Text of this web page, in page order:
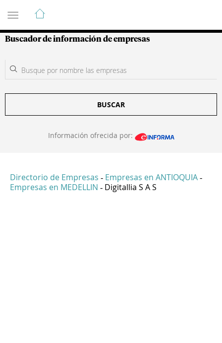
Guía de Empresas Colombianas
Buscador de información de empresas
BUSCAR
Información ofrecida por:
Directorio de Empresas - Empresas en ANTIOQUIA -
Empresas en MEDELLIN - Digitallia S A S